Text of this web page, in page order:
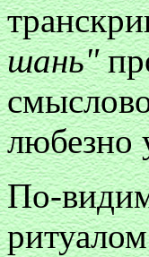
шань"
любезно
По-